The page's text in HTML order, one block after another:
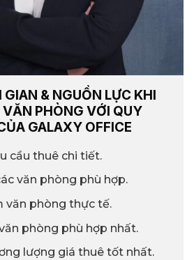
& NGUỒN LỰC KHI
PHÒNG VỚI QUY
GALAXY OFFICE
cầu thuê chi tiết.
văn phòng phù hợp.
văn phòng thực tế.
phòng phù hợp nhất.
lượng giá thuê tốt nhất.